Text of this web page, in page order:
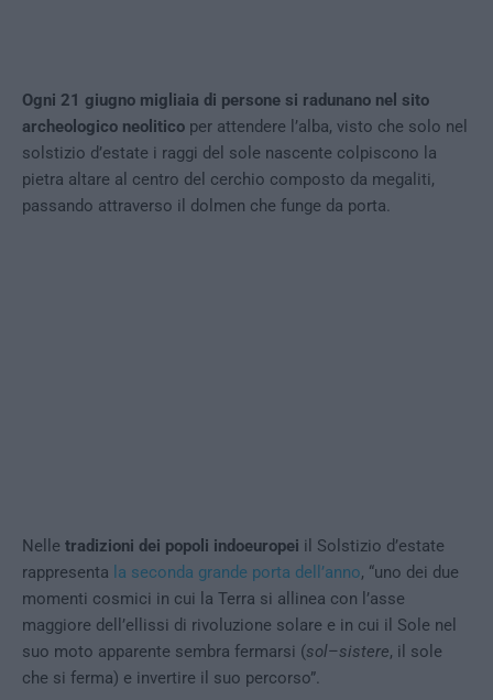
Ogni 21 giugno migliaia di persone si radunano nel sito
archeologico neolitico per attendere l’alba, visto che solo nel
solstizio d’estate i raggi del sole nascente colpiscono la
pietra altare al centro del cerchio composto da megaliti,
passando attraverso il dolmen che funge da porta.
Nelle tradizioni dei popoli indoeuropei il Solstizio d’estate
rappresenta la seconda grande porta dell’anno, “uno dei due
momenti cosmici in cui la Terra si allinea con l’asse
maggiore dell’ellissi di rivoluzione solare e in cui il Sole nel
suo moto apparente sembra fermarsi (sol–sistere, il sole
che si ferma) e invertire il suo percorso”.